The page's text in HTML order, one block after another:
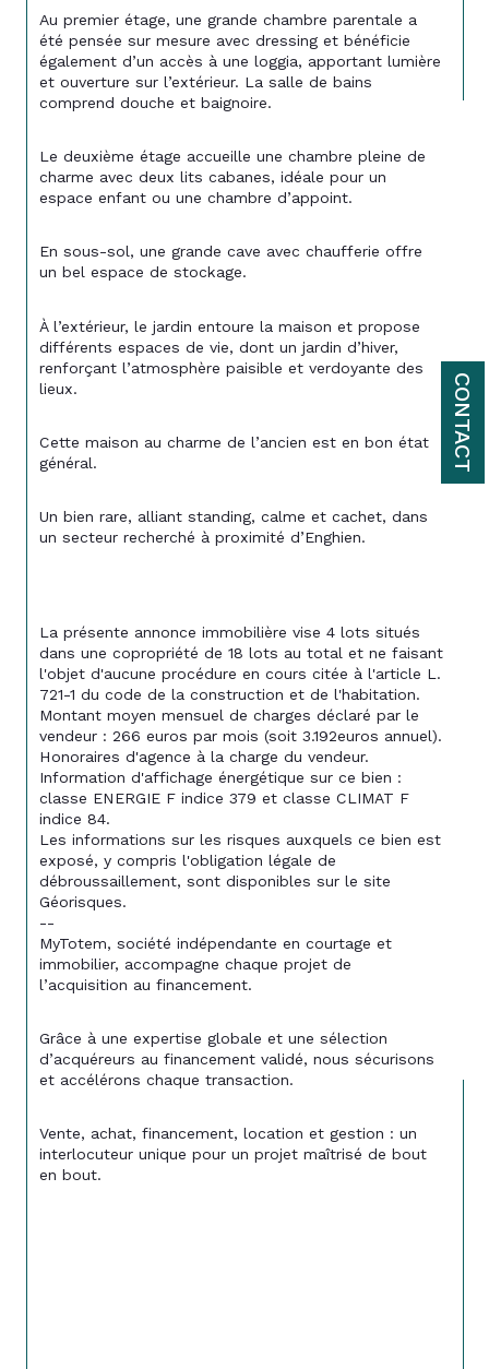
CONTACT
Au premier étage, une grande chambre parentale a
été pensée sur mesure avec dressing et bénéficie
également d’un accès à une loggia, apportant lumière
et ouverture sur l’extérieur. La salle de bains
comprend douche et baignoire.
Le deuxième étage accueille une chambre pleine de
charme avec deux lits cabanes, idéale pour un
espace enfant ou une chambre d’appoint.
En sous-sol, une grande cave avec chaufferie offre
un bel espace de stockage.
À l’extérieur, le jardin entoure la maison et propose
différents espaces de vie, dont un jardin d’hiver,
renforçant l’atmosphère paisible et verdoyante des
lieux.
Cette maison au charme de l’ancien est en bon état
général.
Un bien rare, alliant standing, calme et cachet, dans
un secteur recherché à proximité d’Enghien.
La présente annonce immobilière vise 4 lots situés
dans une copropriété de 18 lots au total et ne faisant
l'objet d'aucune procédure en cours citée à l'article L.
721-1 du code de la construction et de l'habitation.
Montant moyen mensuel de charges déclaré par le
vendeur : 266 euros par mois (soit 3.192euros annuel).
Honoraires d'agence à la charge du vendeur.
Information d'affichage énergétique sur ce bien :
classe ENERGIE F indice 379 et classe CLIMAT F
indice 84.
Les informations sur les risques auxquels ce bien est
exposé, y compris l'obligation légale de
débroussaillement, sont disponibles sur le site
Géorisques.
--
MyTotem, société indépendante en courtage et
immobilier, accompagne chaque projet de
l’acquisition au financement.
Grâce à une expertise globale et une sélection
d’acquéreurs au financement validé, nous sécurisons
et accélérons chaque transaction.
Vente, achat, financement, location et gestion : un
interlocuteur unique pour un projet maîtrisé de bout
en bout.